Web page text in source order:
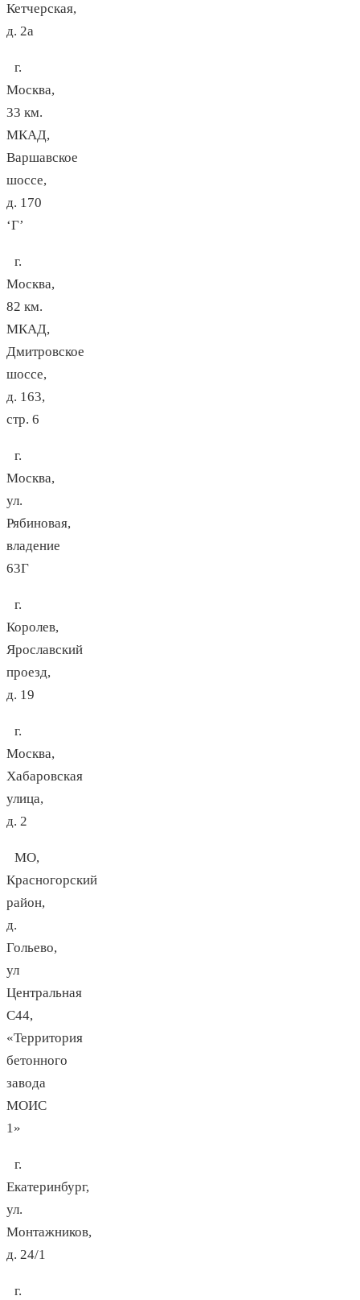
Кетчерская,
д. 2а
г.
Москва,
33 км.
МКАД,
Варшавское
шоссе,
д. 170
‘Г’
г.
Москва,
82 км.
МКАД,
Дмитровское
шоссе,
д. 163,
стр. 6
г.
Москва,
ул.
Рябиновая,
владение
63Г
г.
Королев,
Ярославский
проезд,
д. 19
г.
Москва,
Хабаровская
улица,
д. 2
МО,
Красногорский
район,
д.
Гольево,
ул
Центральная
С44,
«Территория
бетонного
завода
МОИС
1»
г.
Екатеринбург,
ул.
Монтажников,
д. 24/1
г.